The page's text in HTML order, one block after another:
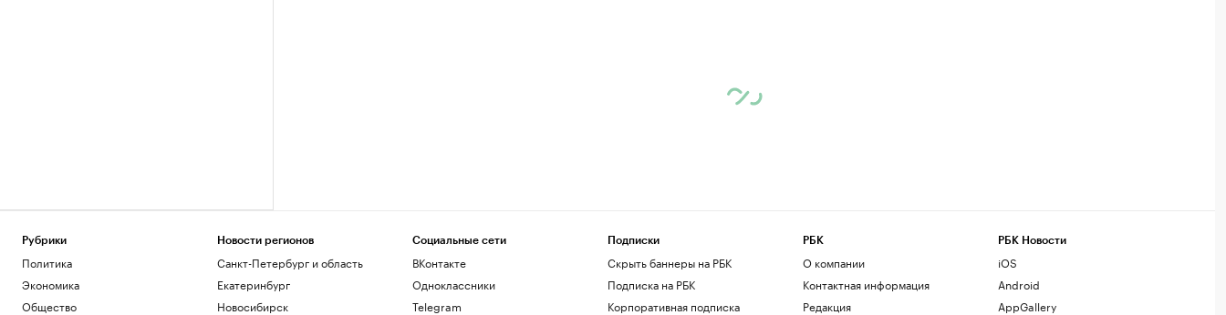
Рубрики
Политика
Экономика
Общество
Новости регионов
Санкт-Петербург и область
Екатеринбург
Новосибирск
Социальные сети
ВКонтакте
Одноклассники
Telegram
Подписки
Скрыть баннеры на РБК
Подписка на РБК
Корпоративная подписка
РБК
О компании
Контактная информация
Редакция
РБК Новости
iOS
Android
AppGallery